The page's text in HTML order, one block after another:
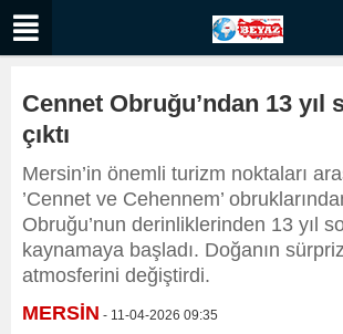
Cennet Obruğu’ndan 13 yıl
çıktı
Mersin’in önemli turizm noktaları
’Cennet ve Cehennem’
Obruğu’nun derinliklerinden 13 yıl
kaynamaya başladı. Doğanın
atmosferini değiştirdi.
MERSİN - 11-04-2026 09:35